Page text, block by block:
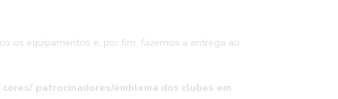
os equipamentos e, por fim, fazemos a entrega ao
patrocinadores/emblema dos clubes em